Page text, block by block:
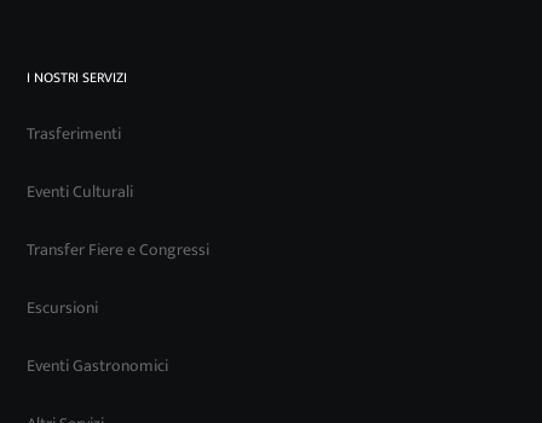
I NOSTRI SERVIZI
Trasferimenti
Eventi Culturali
Transfer Fiere e Congressi
Escursioni
Eventi Gastronomici